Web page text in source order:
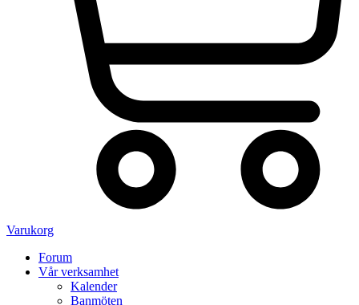
Varukorg
Forum
Vår verksamhet
Kalender
Banmöten